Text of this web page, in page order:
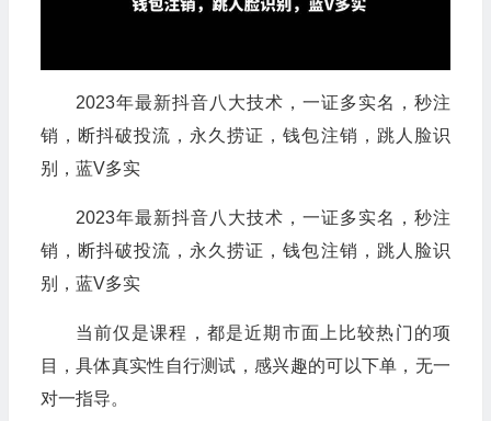
2023年最新抖音八大技术，一证多实名，秒注
销，断抖破投流，永久捞证，钱包注销，跳人脸识
别，蓝V多实
2023年最新抖音八大技术，一证多实名，秒注
销，断抖破投流，永久捞证，钱包注销，跳人脸识
别，蓝V多实
当前仅是课程，都是近期市面上比较热门的项
目，具体真实性自行测试，感兴趣的可以下单，无一
对一指导。